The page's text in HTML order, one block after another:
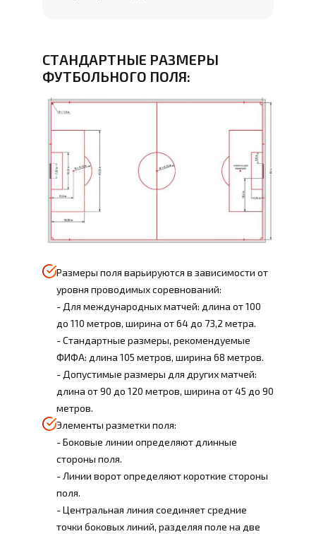
СТАНДАРТНЫЕ РАЗМЕРЫ
ФУТБОЛЬНОГО ПОЛЯ:
Размеры поля варьируются в зависимости от
уровня проводимых соревнований:
- Для международных матчей: длина от 100
до 110 метров, ширина от 64 до 73,2 метра.
- Стандартные размеры, рекомендуемые
ФИФА: длина 105 метров, ширина 68 метров.
- Допустимые размеры для других матчей:
длина от 90 до 120 метров, ширина от 45 до 90
метров.
Элементы разметки поля:
- Боковые линии определяют длинные
стороны поля.
- Линии ворот определяют короткие стороны
поля.
- Центральная линия соединяет средние
точки боковых линий, разделяя поле на две